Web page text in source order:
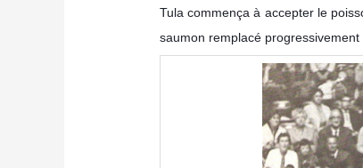
Tula commença à accepter le
saumon remplacé